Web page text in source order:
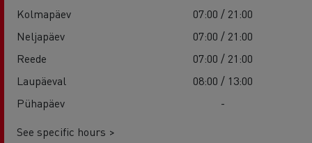
Kolmapäev
07:00 / 21:00
Neljapäev
07:00 / 21:00
Reede
07:00 / 21:00
Laupäeval
08:00 / 13:00
Pühapäev
-
See specific hours >